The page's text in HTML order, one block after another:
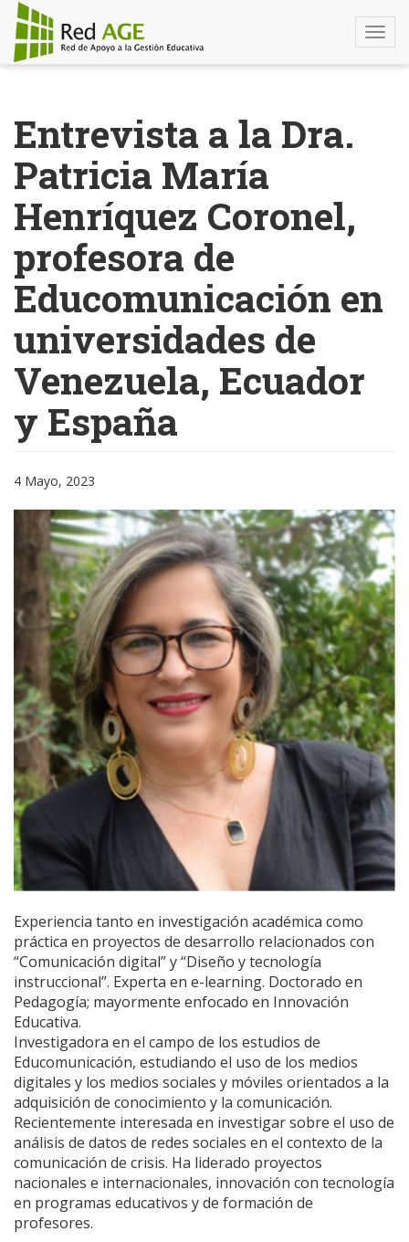
contenido
principal
Entrevista a la Dra.
Patricia María
Henríquez Coronel,
profesora de
Educomunicación en
universidades de
Venezuela, Ecuador
y España
4 Mayo, 2023
Experiencia tanto en investigación académica como
práctica en proyectos de desarrollo relacionados con
“Comunicación digital” y “Diseño y tecnología
instruccional”. Experta en e-learning. Doctorado en
Pedagogía; mayormente enfocado en Innovación
Educativa.
Investigadora en el campo de los estudios de
Educomunicación, estudiando el uso de los medios
digitales y los medios sociales y móviles orientados a la
adquisición de conocimiento y la comunicación.
Recientemente interesada en investigar sobre el uso de
análisis de datos de redes sociales en el contexto de la
comunicación de crisis. Ha liderado proyectos
nacionales e internacionales, innovación con tecnología
en programas educativos y de formación de
profesores.